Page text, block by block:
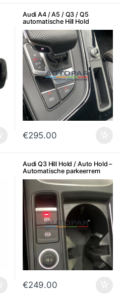
Audi A4 / A5 / Q3 / Q5
automatische Hill Hold
Control / Auto Hold
€295.00
Audi Q3 Hill Hold / Auto Hold –
Automatische parkeerrem
€249.00